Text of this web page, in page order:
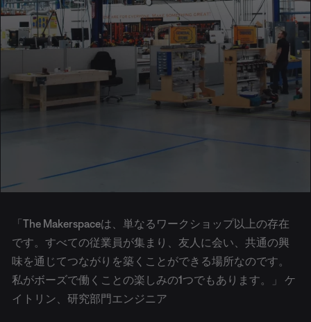
「The Makerspaceは、単なるワークショップ以上の存在
です。すべての従業員が集まり、友人に会い、共通の興
味を通じてつながりを築くことができる場所なのです。
私がボーズで働くことの楽しみの1つでもあります。」 ケ
イトリン、研究部門エンジニア